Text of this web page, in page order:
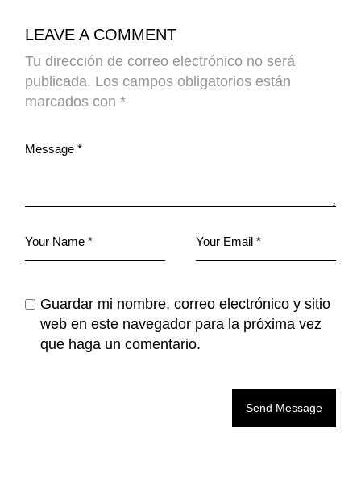
LEAVE A COMMENT
Tu dirección de correo electrónico no será
publicada. Los campos obligatorios están
marcados con*
Guardar mi nombre, correo electrónico y sitio
web en este navegador para la próxima vez
que haga un comentario.
Send Message